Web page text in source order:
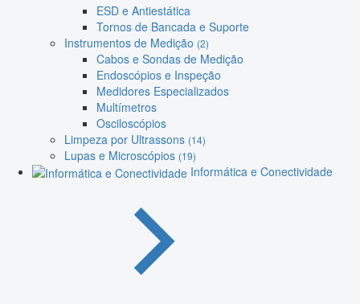
ESD e Antiestática
Tornos de Bancada e Suporte
Instrumentos de Medição (2)
Cabos e Sondas de Medição
Endoscópios e Inspeção
Medidores Especializados
Multímetros
Osciloscópios
Limpeza por Ultrassons (14)
Lupas e Microscópios (19)
Informática e Conectividade